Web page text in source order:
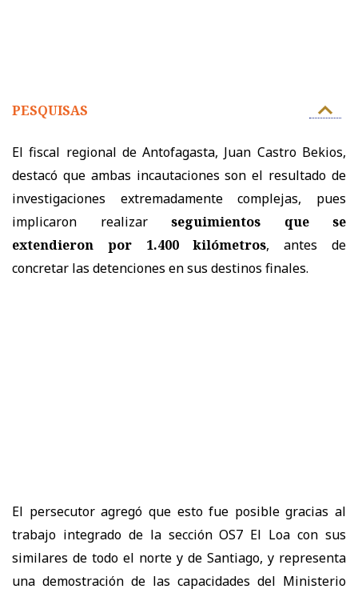
PESQUISAS
El fiscal regional de Antofagasta, Juan Castro Bekios,
destacó que ambas incautaciones son el resultado de
investigaciones extremadamente complejas, pues
implicaron realizar seguimientos que se
extendieron por 1.400 kilómetros, antes de
concretar las detenciones en sus destinos finales.
El persecutor agregó que esto fue posible gracias al
trabajo integrado de la sección OS7 El Loa con sus
similares de todo el norte y de Santiago, y representa
una demostración de las capacidades del Ministerio